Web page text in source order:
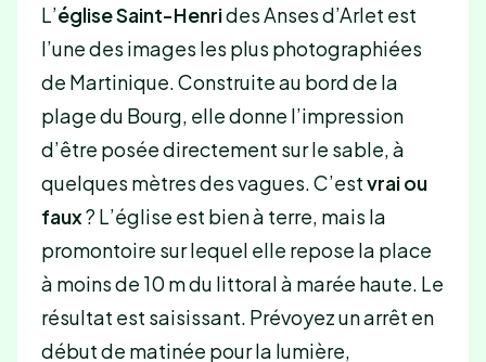
L’église Saint-Henrides Anses d’Arlet est
l’une des images les plus photographiées
de Martinique. Construite au bord de la
plage du Bourg, elle donne l’impression
d’être posée directement sur le sable, à
quelques mètres des vagues. C’estvrai ou
faux? L’église est bien à terre, mais la
promontoire sur lequel elle repose la place
à moins de 10 m du littoral à marée haute. Le
résultat est saisissant. Prévoyez un arrêt en
début de matinée pour la lumière,